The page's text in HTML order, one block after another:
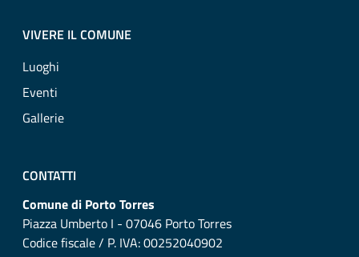
VIVERE IL COMUNE
Luoghi
Eventi
Gallerie
CONTATTI
Comune di Porto Torres
Piazza Umberto I - 07046 Porto Torres
Codice fiscale / P. IVA: 00252040902